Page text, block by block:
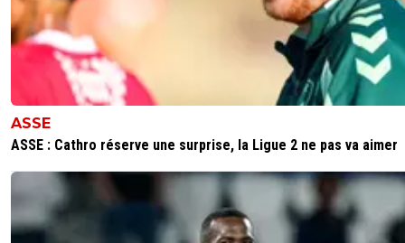
ASSE
ASSE : Cathro réserve une surprise, la Ligue 2 ne pas va aimer